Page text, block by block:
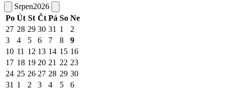
Srpen2026
Po Út St Čt Pá So Ne
27 28 29 30 31 1
2
3
4 5 6 7 8
9
10 11 12 13 14 15 16
17 18 19 20 21 22 23
24 25 26 27 28 29 30
31 1 2 3 4 5 6